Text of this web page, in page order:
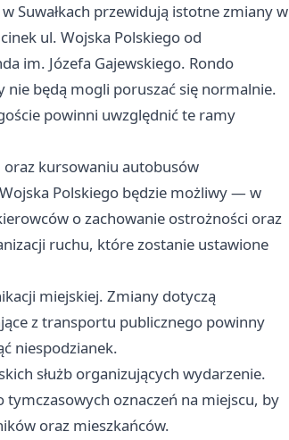
Suwałkach przewidują istotne zmiany w
ul. Wojska Polskiego od
im. Józefa Gajewskiego. Rondo
będą mogli poruszać się normalnie.
powinni uwzględnić te ramy
kursowaniu autobusów
Polskiego będzie możliwy — w
o zachowanie ostrożności oraz
ruchu, które zostanie ustawione
miejskiej. Zmiany dotyczą
z transportu publicznego powinny
niespodzianek.
służb organizujących wydarzenie.
oznaczeń na miejscu, by
oraz mieszkańców.